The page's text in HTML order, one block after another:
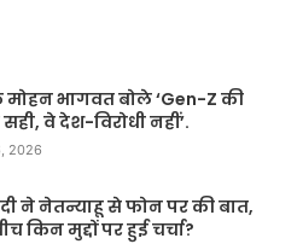
मोहन भागवत बोले ‘Gen-Z की
वे देश-विरोधी नहीं’.
2026
ने नेतन्याहू से फोन पर की बात,
किन मुद्दों पर हुई चर्चा?